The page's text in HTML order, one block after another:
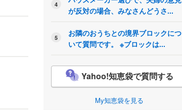
4
が反対の場合、みなさんどうさ...
5
お隣のおうちとの境界ブロックにつ
いて質問です。 ※ブロックは...
Yahoo!知恵袋で質問する
My知恵袋を見る